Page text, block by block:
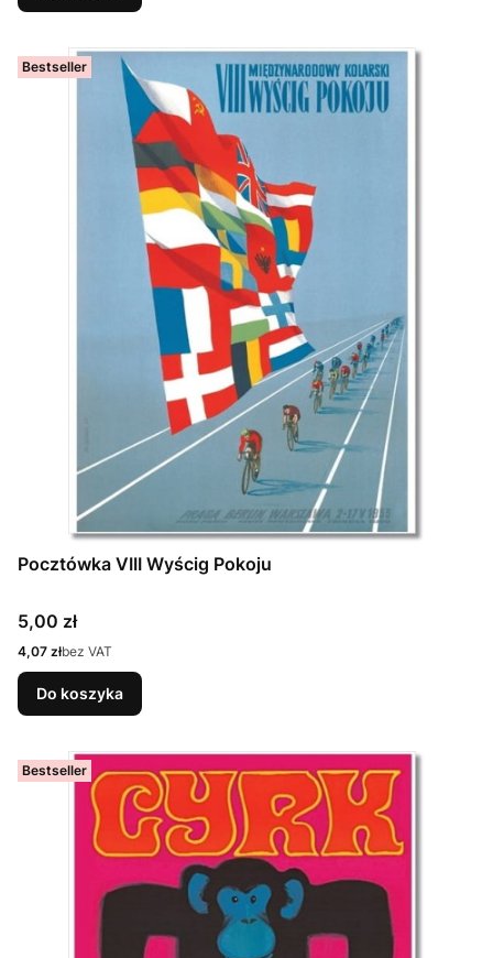
Bestseller
Pocztówka VIII Wyścig Pokoju
Cena
5,00 zł
Cena
4,07 złbez VAT
Do koszyka
Bestseller